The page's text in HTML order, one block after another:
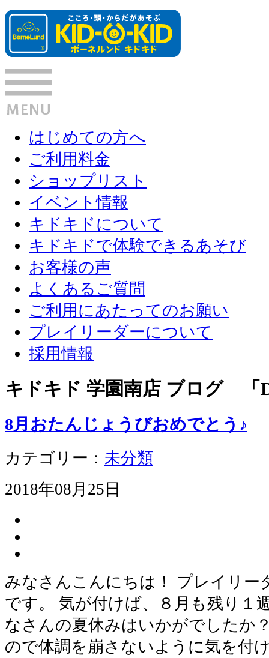
はじめての方へ
ご利用料金
ショップリスト
イベント情報
キドキドについて
キドキドで体験できるあそび
お客様の声
よくあるご質問
ご利用にあたってのお願い
プレイリーダーについて
採用情報
キドキド 学園南店 ブログ 「
8月おたんじょうびおめでとう♪
カテゴリー： 未分類
2018年08月25日
みなさんこんにちは！ プレイリー
です。 気が付けば、８月も残り１
なさんの夏休みはいかがでしたか
ので体調を崩さないように気を付